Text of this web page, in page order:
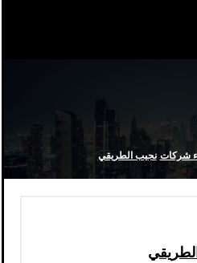
شركات نجيب الطريقي